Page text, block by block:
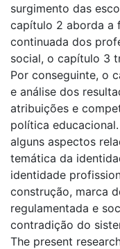
surgimento das
capítulo 2 aborda a
continuada dos
social, o capítulo 3
Por conseguinte, o
e análise dos
atribuições e
política
alguns aspectos
temática da
identidade
construção, marca
regulamentada e
contradição do
The present